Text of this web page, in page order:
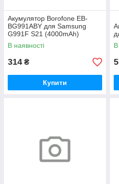
Акумулятор Borofone EB-
BG991ABY для Samsung
G991F S21 (4000mAh)
В наявності
314 ₴
Купити
В